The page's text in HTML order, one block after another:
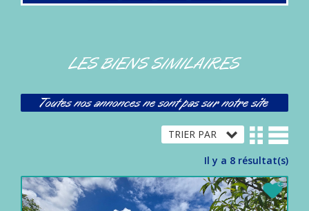
LES BIENS SIMILAIRES
Toutes nos annonces ne sont pas sur notre site
Il y a 8 résultat(s)